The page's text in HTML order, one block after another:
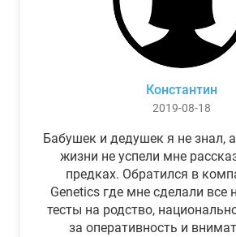
Константин
2019-08-18
Бабушек и дедушек я не знал,
жизни не успели мне
предках. Обратился в
Genetics где мне сделали все
тесты на родство,
за оперативность и